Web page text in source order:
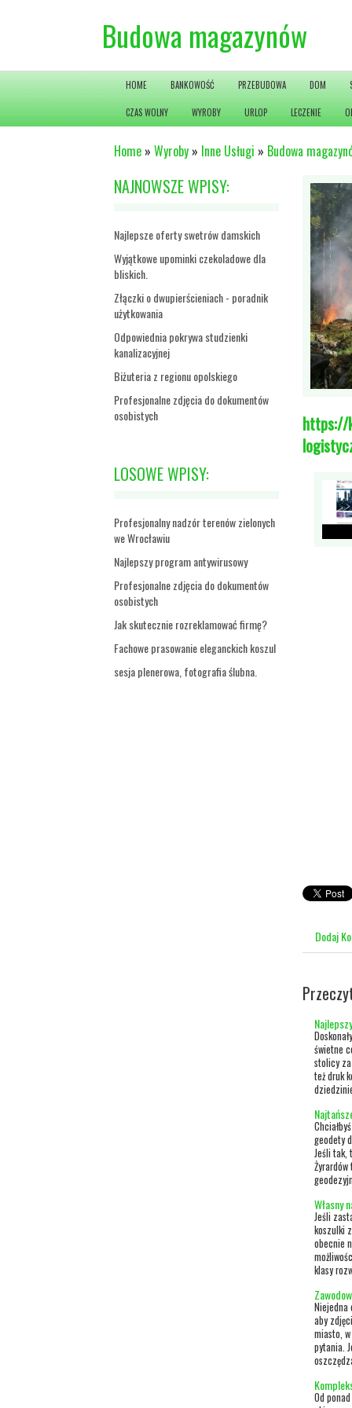
Budowa magazynów
HOME BANKOWOŚĆ PRZEBUDOWA DOM
CZAS WOLNY WYROBY URLOP LECZENIE
Home » Wyroby » Inne Usługi » Budowa
NAJNOWSZE WPISY:
Najlepsze oferty swetrów damskich
Wyjątkowe upominki czekoladowe dla
bliskich.
Złączki o dwupierścieniach - poradnik
użytkowania
Odpowiednia pokrywa studzienki
kanalizacyjnej
Biżuteria z regionu opolskiego
Profesjonalne zdjęcia do dokumentów
osobistych
LOSOWE WPISY:
Profesjonalny nadzór terenów zielonych
we Wrocławiu
Najlepszy program antywirusowy
Profesjonalne zdjęcia do dokumentów
osobistych
Jak skutecznie rozreklamować firmę?
Fachowe prasowanie eleganckich koszul
sesja plenerowa, fotografia ślubna.
https://
Dodaj
świetne
stolicy
też druk
geodety
Jeśli tak,
Własny
Jeśli
koszulki
obecnie
klasy
Niejedna
aby
miasto,
pytania.
Od